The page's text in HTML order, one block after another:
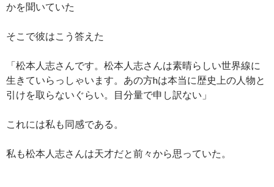
かを聞いていた
そこで彼はこう答えた
「松本人志さんです。松本人志さんは素晴らしい世界線に
生きていらっしゃいます。あの方hは本当に歴史上の人物と
引けを取らないぐらい。目分量で申し訳ない」
これには私も同感である。
私も松本人志さんは天才だと前々から思っていた。